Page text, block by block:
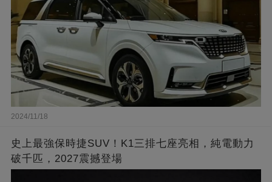
2024/11/18
史上最強保時捷SUV！K1三排七座亮相，純電動力
破千匹，2027震撼登場